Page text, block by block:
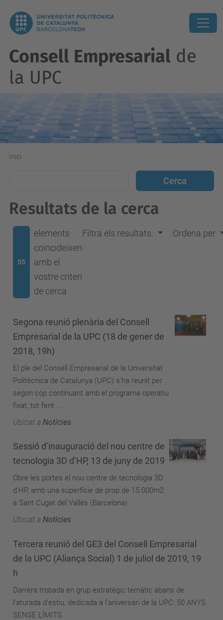
Consell Empresarial de
la UPC
Inici
Resultats de la cerca
55
elements
coincideixen
amb el
vostre criteri
de cerca
Filtra els resultats. Ordena per
Segona reunió plenària del Consell
Empresarial de la UPC (18 de gener de
2018, 19h)
El ple del Consell Empresarial de la Universitat
Politècnica de Catalunya (UPC) s’ha reunit per
segon cop continuant amb el programa operatiu
fixat, tot fent ...
Ubicat a Notícies
Sessió d’inauguració del nou centre de
tecnologia 3D d’HP, 13 de juny de 2019
Obre les portes el nou centre de tecnologia 3D
d’HP, amb una superfície de prop de 15.000m2
a Sant Cugat del Vallés (Barcelona).
Ubicat a Notícies
Tercera reunió del GE3 del Consell Empresarial
de la UPC (Aliança Social) 1 de juliol de 2019, 19
h
Darrera trobada en grup estratègic temàtic abans de
l’aturada d’estiu, dedicada a l’aniversari de la UPC: 50 ANYS
SENSE LÍMITS.